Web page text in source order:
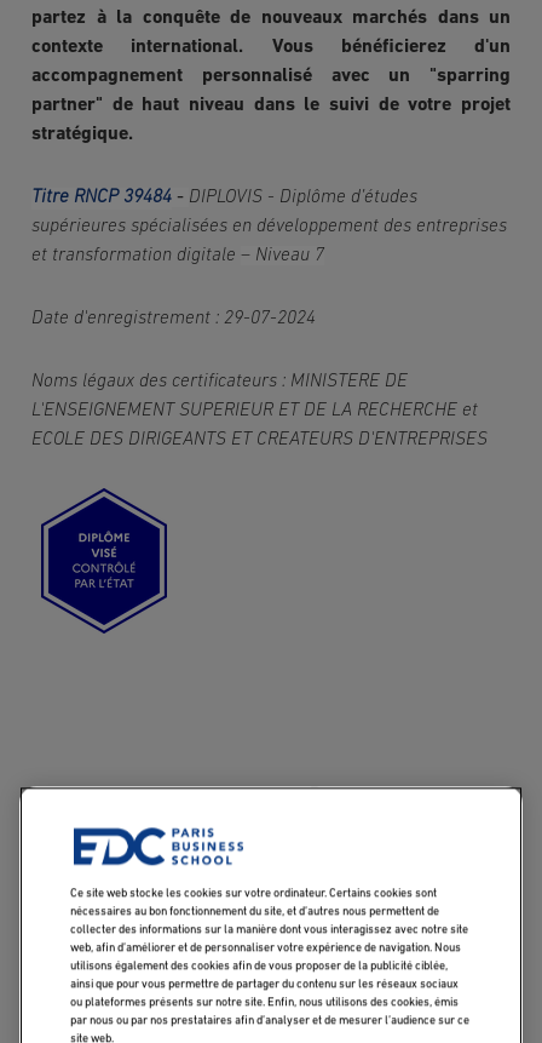
partez à la conquête de nouveaux marchés dans un
contexte international. Vous bénéficierez d'un
accompagnement personnalisé avec un "sparring
partner" de haut niveau dans le suivi de votre projet
stratégique.
Titre RNCP 39484 - DIPLOVIS - Diplôme d’études
supérieures spécialisées en développement des entreprises
et transformation digitale – Niveau 7
Date d'enregistrement : 29-07-2024
Noms légaux des certificateurs : MINISTERE DE
L'ENSEIGNEMENT SUPERIEUR ET DE LA RECHERCHE et
ECOLE DES DIRIGEANTS ET CREATEURS D'ENTREPRISES
Image
LES OBJECTIFS LES + DU
LES OBJECTIFS DU MSc BUSINESS
DEVELOPMENT & MANAGEMENT COMMERCIAL
Ce site web stocke les cookies sur votre ordinateur. Certains cookies sont
nécessaires au bon fonctionnement du site, et d’autres nous permettent de
collecter des informations sur la manière dont vous interagissez avec notre site
web, afin d’améliorer et de personnaliser votre expérience de navigation. Nous
utilisons également des cookies afin de vous proposer de la publicité ciblée,
ainsi que pour vous permettre de partager du contenu sur les réseaux sociaux
ou plateformes présents sur notre site. Enfin, nous utilisons des cookies, émis
par nous ou par nos prestataires afin d’analyser et de mesurer l’audience sur ce
site web.